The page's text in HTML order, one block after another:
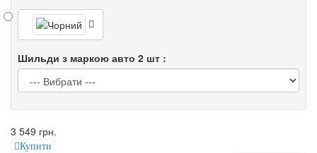
Шильди з маркою авто 2 шт :
3 549 грн.
Купити